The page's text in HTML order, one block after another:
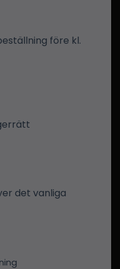
före kl.
det vanliga